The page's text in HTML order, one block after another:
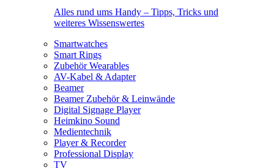
Alles rund ums Handy – Tipps, Tricks und
weiteres Wissenswertes
Smartwatches
Smart Rings
Zubehör Wearables
AV-Kabel & Adapter
Beamer
Beamer Zubehör & Leinwände
Digital Signage Player
Heimkino Sound
Medientechnik
Player & Recorder
Professional Display
TV